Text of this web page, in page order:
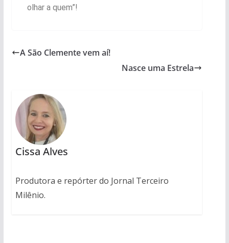
olhar a quem”!
A São Clemente vem aí!
Nasce uma Estrela
Cissa Alves
Produtora e repórter do Jornal Terceiro
Milênio.